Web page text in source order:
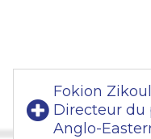
Fokion
Directeur du
Anglo-